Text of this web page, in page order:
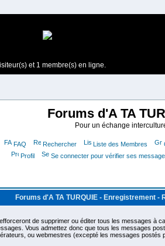
et 1 membre(s) en ligne.
Forums d'A TA
Pour un échange
FAQ Rechercher Liste des Membres
Profil
Se connecter pour vérifier ses
Forums d'A TA TURQUIE - Enregistrement -
de supprimer ou éditer tous les messages à
Vous admettez donc que tous les messages
ou webmestres (excepté les messages